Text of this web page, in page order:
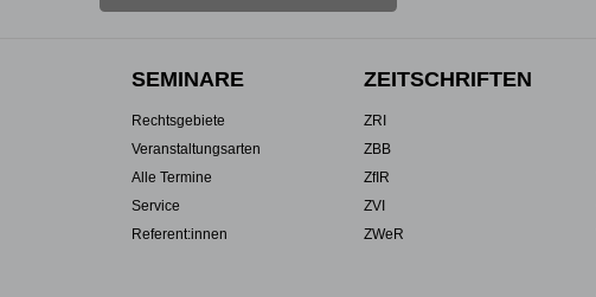
SEMINARE
Rechtsgebiete
Veranstaltungsarten
Alle Termine
Service
Referent:innen
ZEITSCHRIFTEN
ZRI
ZBB
ZfIR
ZVI
ZWeR